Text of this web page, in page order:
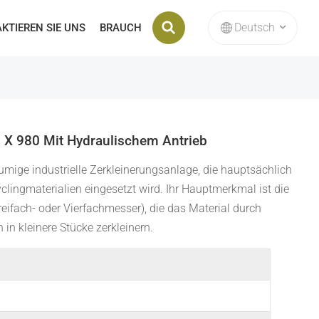
SIE UNS BRAUCH Deutsch
русский
980 Mit Hydraulischem Antrieb
industrielle Zerkleinerungsanlage, die hauptsächlich
eingesetzt wird. Ihr Hauptmerkmal ist die
oder Vierfachmesser), die das Material durch
in kleinere Stücke zerkleinern.